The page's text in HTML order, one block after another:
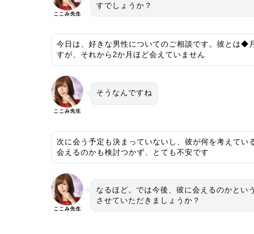
ここみ先生
すでしょうか？
今日は、好きな男性についてのご相談です。彼とは◆
すが、それから2か月ほど会えていません
ここみ先生
そうなんですね
次に会う予定も決まっていないし、彼が何を考えてい
会えるのかも検討つかず、とても不安です
ここみ先生
なるほど。では今後、彼に会えるのかとい
させていただきましょうか？